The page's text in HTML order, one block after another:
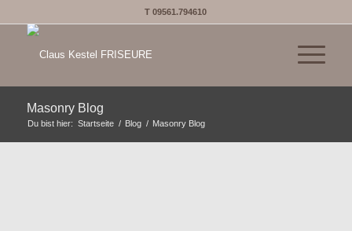
T 09561.794610
Masonry Blog
Du bist hier: Startseite / Blog / Masonry Blog